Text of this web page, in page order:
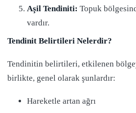
Aşil Tendiniti: Topuk
vardır.
Tendinit Belirtileri Nelerdir?
Tendinitin belirtileri, etkilenen
birlikte, genel olarak şunlardır:
Hareketle artan ağrı